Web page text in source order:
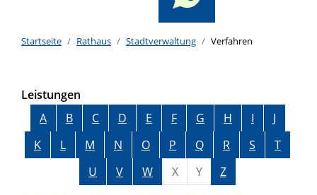
Startseite Rathaus Stadtverwaltung Verfahren
Leistungen
Alphabetisches Register überspringen
A B C D E F G H I
J
K
L M N O P Q R S
T
U
V W X Y Z